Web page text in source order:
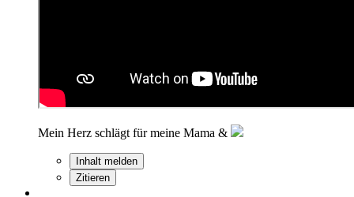
Mein Herz schlägt für meine Mama &
Inhalt melden
Zitieren